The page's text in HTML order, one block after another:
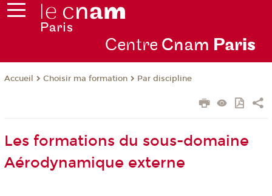
Centre Cnam Paris
Accueil Choisir ma formation Par discipline
Les formations du sous-domaine
Aérodynamique externe